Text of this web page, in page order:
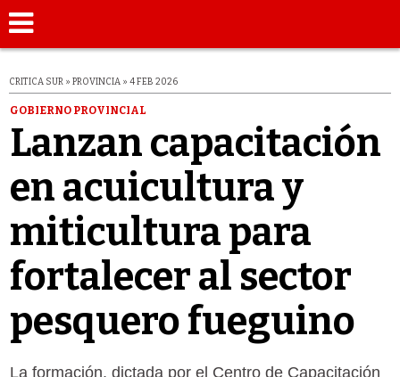
CRITICA SUR » PROVINCIA » 4 FEB 2026
GOBIERNO PROVINCIAL
Lanzan capacitación
en acuicultura y
miticultura para
fortalecer al sector
pesquero fueguino
La formación, dictada por el Centro de Capacitación